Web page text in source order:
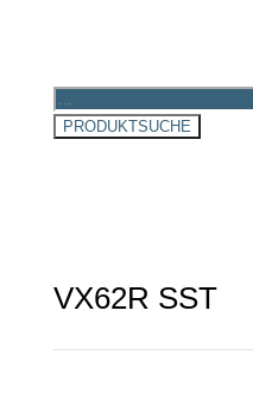
search
PRODUKTSUCHE
VX62R SST